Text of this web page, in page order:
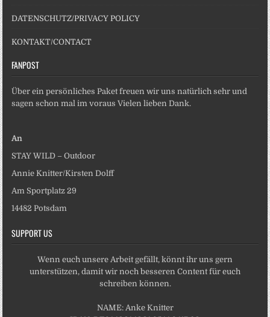
DATENSCHUTZ/PRIVACY POLICY
KONTAKT/CONTACT
FANPOST
Über ein persönliches Paket freuen wir uns natürlich sehr und
sagen schon mal im voraus Vielen lieben Dank.
An
STAY WILD – Outdoor
Annie Knitter/Kirsten Dolff
Am Sportplatz 29
14482 Potsdam
SUPPORT US
Wenn euch unsere Arbeit gefällt, könnt ihr uns gern
unterstützen, damit wir noch besseren Content für euch
schreiben können.
NAME: Anke Knitter